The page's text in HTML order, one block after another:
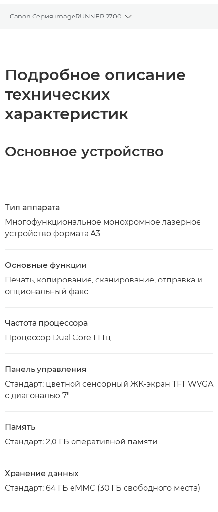
Canon Серия imageRUNNER 2700
Toggle breadcrumbs
Подробное описание
технических
характеристик
Основное устройство
Тип аппарата
Многофункциональное монохромное лазерное
устройство формата A3
Основные функции
Печать, копирование, сканирование, отправка и
опциональный факс
Частота процессора
Процессор Dual Core 1 ГГц
Панель управления
Стандарт: цветной сенсорный ЖК-экран TFT WVGA
с диагональю 7"
Память
Стандарт: 2,0 ГБ оперативной памяти
Хранение данных
Стандарт: 64 ГБ eMMC (30 ГБ свободного места)